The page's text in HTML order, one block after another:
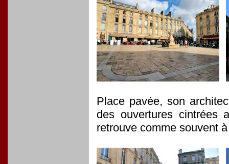
Place pavée, son
des ouvertures cintrées
retrouve comme souvent